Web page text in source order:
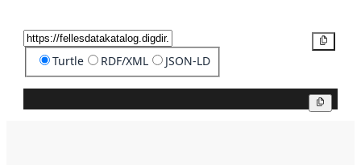
Turtle RDF/XML JSON-LD